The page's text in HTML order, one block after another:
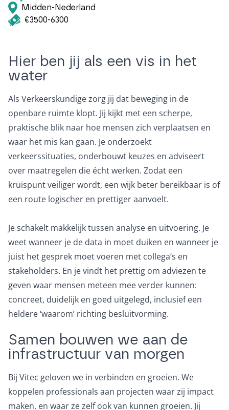
Midden-Nederland
€3500-6300
Hier ben jij als een vis in het
water
Als Verkeerskundige zorg jij dat beweging in de
openbare ruimte klopt. Jij kijkt met een scherpe,
praktische blik naar hoe mensen zich verplaatsen en
waar het mis kan gaan. Je onderzoekt
verkeerssituaties, onderbouwt keuzes en adviseert
over maatregelen die écht werken. Zodat een
kruispunt veiliger wordt, een wijk beter bereikbaar is of
een route logischer en prettiger aanvoelt.
Je schakelt makkelijk tussen analyse en uitvoering. Je
weet wanneer je de data in moet duiken en wanneer je
juist het gesprek moet voeren met collega’s en
stakeholders. En je vindt het prettig om adviezen te
geven waar mensen meteen mee verder kunnen:
concreet, duidelijk en goed uitgelegd, inclusief een
heldere ‘waarom’ richting besluitvorming.
Samen bouwen we aan de
infrastructuur van morgen
Bij Vitec geloven we in verbinden en groeien. We
koppelen professionals aan projecten waar zij impact
maken, en waar ze zelf ook van kunnen groeien. Jij